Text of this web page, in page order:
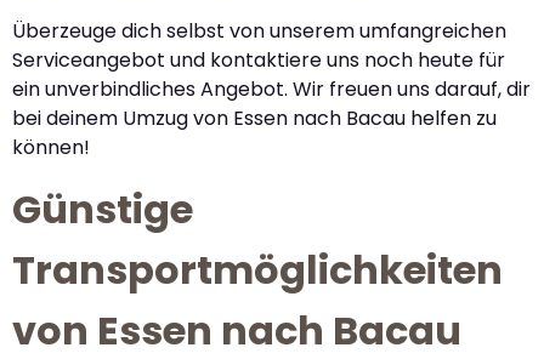
Überzeuge dich selbst von unserem umfangreichen
Serviceangebot und kontaktiere uns noch heute für
ein unverbindliches Angebot. Wir freuen uns darauf, dir
bei deinem Umzug von Essen nach Bacau helfen zu
können!
Günstige
Transportmöglichkeiten
von Essen nach Bacau